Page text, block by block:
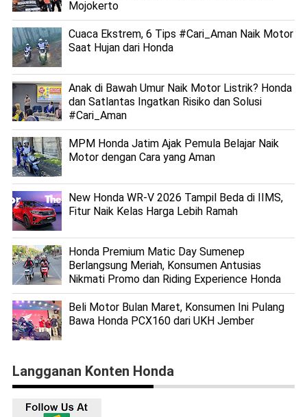
Mojokerto
Cuaca Ekstrem, 6 Tips #Cari_Aman Naik Motor
Saat Hujan dari Honda
Anak di Bawah Umur Naik Motor Listrik? Honda
dan Satlantas Ingatkan Risiko dan Solusi
#Cari_Aman
MPM Honda Jatim Ajak Pemula Belajar Naik
Motor dengan Cara yang Aman
New Honda WR-V 2026 Tampil Beda di IIMS,
Fitur Naik Kelas Harga Lebih Ramah
Honda Premium Matic Day Sumenep
Berlangsung Meriah, Konsumen Antusias
Nikmati Promo dan Riding Experience Honda
Beli Motor Bulan Maret, Konsumen Ini Pulang
Bawa Honda PCX160 dari UKH Jember
Langganan Konten Honda